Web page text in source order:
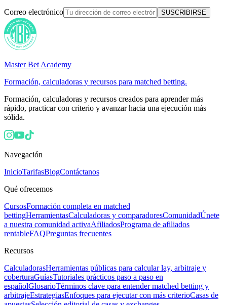
Correo electrónico SUSCRIBIRSE
Master Bet Academy
Formación, calculadoras y recursos para matched betting.
Formación, calculadoras y recursos creados para aprender más
rápido, practicar con criterio y avanzar hacia una ejecución más
sólida.
Navegación
InicioTarifasBlogContáctanos
Qué ofrecemos
CursosFormación completa en matched
bettingHerramientasCalculadoras y comparadoresComunidadÚnete
a nuestra comunidad activaAfiliadosPrograma de afiliados
rentableFAQPreguntas frecuentes
Recursos
CalculadorasHerramientas públicas para calcular lay, arbitraje y
coberturaGuíasTutoriales prácticos paso a paso en
españolGlosarioTérminos clave para entender matched betting y
arbitrajeEstrategiasEnfoques para ejecutar con más criterioCasas de